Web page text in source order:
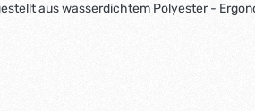
aus wasserdichtem Polyester -